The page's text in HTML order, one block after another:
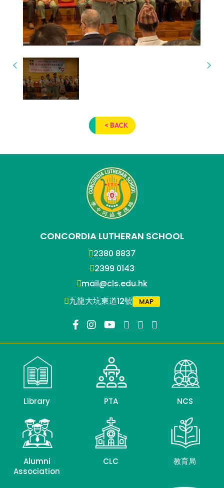
< BACK
CONCORDIA LUTHERAN SCHOOL
2380 8837
2399 0143
mail@cls.edu.hk
九龍大坑東道12號
MAP
Library PTA NCS
Alumni
Association
CLC 教育局